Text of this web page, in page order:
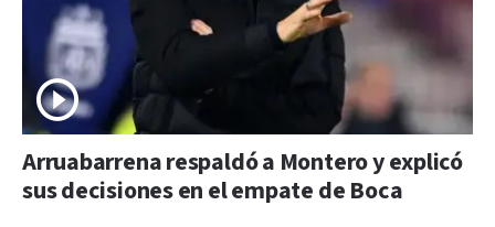
Arruabarrena respaldó a Montero y explicó
sus decisiones en el empate de Boca